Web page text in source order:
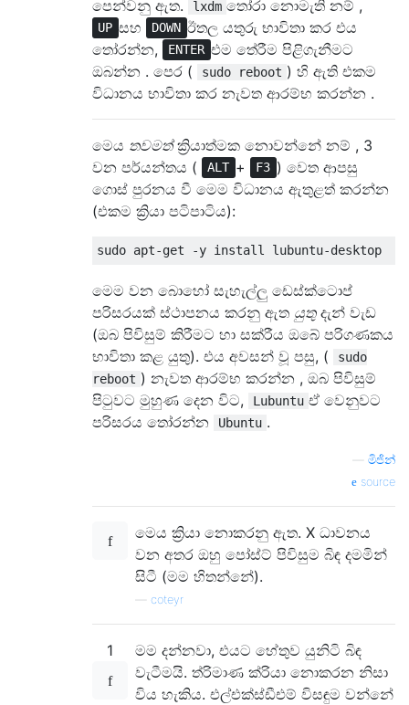
පෙන්වනු ඇත. lxdm තෝරා නොමැති නම් ,
UP සහ DOWN ඊතල යතුරු භාවිතා කර එය
තෝරන්න,
ENTER එම තේරීම පිළිගැනීමට
ඔබන්න . පෙර (
sudo reboot ) හි ඇති එකම
විධානය භාවිතා කර නැවත ආරම්භ කරන්න .
මෙය තවමත්ක්‍රියාත්මක නොවන්නේ නම් , 3
වන පර්යන්තය (
ALT + F3 ) වෙත ආපසු
ගොස් පුරනය වී මෙම විධානය ඇතුළත් කරන්න
(එකම ක්‍රියා පටිපාටිය):
මෙම වන බොහෝ සැහැල්ලු ඩෙස්ක්ටොප්
පරිසරයක් ස්ථාපනය කරනු ඇත යුතුදැන් වැඩ
(ඔබ පිවිසුම් කිරීමට හා සක්රීය ඔබේ පරිගණකය
භාවිතා කළ යුතු). එය අවසන් වූ පසු, (
sudo
reboot ) නැවත ආරම්භ කරන්න , ඔබ පිවිසුම්
පිටුවට මුහුණ දෙන විට,
Lubuntu ඒ වෙනුවට
පරිසරය තෝරන්න
Ubuntu .
මිජින්
source
මෙය ක්‍රියා නොකරනු ඇත. X ධාවනය
වන අතර ඔහු පෝස්ට් පිවිසුම බිඳ දමමින්
සිටී (මම හිතන්නේ).
coteyr
1
මම දන්නවා, එයට හේතුව යුනිටි බිඳ
වැටීමයි. ත්රිමාණ ක්රියා නොකරන නිසා
විය හැකිය. එල්එක්ස්ඩීඑම් විසඳුම වන්නේ